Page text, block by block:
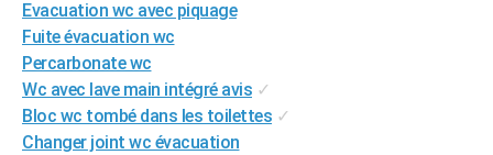
Evacuation wc avec piquage
Fuite évacuation wc
Percarbonate wc
Wc avec lave main intégré avis ✓
Bloc wc tombé dans les toilettes ✓
Changer joint wc évacuation